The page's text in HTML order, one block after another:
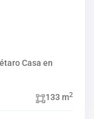
Casa en
133 m2